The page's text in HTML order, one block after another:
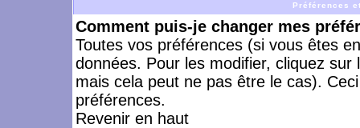
Préférences
Comment puis-je changer mes
Toutes vos préférences (si vous êtes
données. Pour les modifier, cliquez sur
mais cela peut ne pas être le cas).
préférences.
Revenir en haut